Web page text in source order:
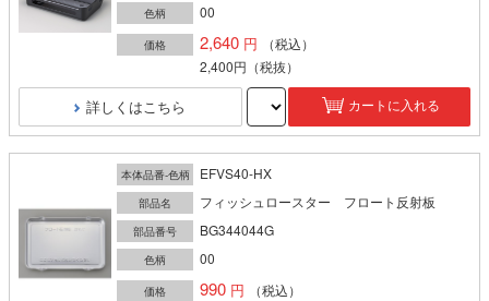
色柄 00
価格 2,640
（税込）
2,400円 （税抜）
詳しくはこちら カートに入れる
本体品番-色柄 EFVS40-HX
部品名 フィッシュロースター フロート反射板
部品番号 BG344044G
色柄 00
価格 990
（税込）